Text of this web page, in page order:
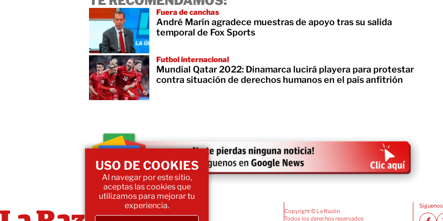
Fuera de canchas
André Marín agradece muestras de apoyo tras su salida
temporal de Fox Sports
Futbol internacional
Mundial Qatar 2022: Dinamarca lucirá playera para protestar
contra situación de derechos humanos en el país anfitrión
Copyright © La Razón
Todos los derechos reservados
USO DE COOKIES
Al navegar por este sitio,
aceptas las cookies que
utilizamos para mejorar tu
experiencia.